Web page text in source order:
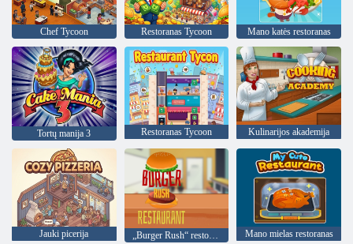
Chef Tycoon Restoranas Tycoon Mano katės restoranas
Tortų manija 3 Restoranas Tycoon Kulinarijos akademija
Jauki picerija „Burger Rush“ restoranas Mano mielas restoranas